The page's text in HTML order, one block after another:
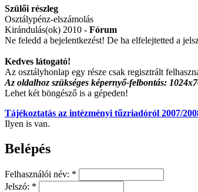
Szülői részleg
Osztálypénz-elszámolás
Kirándulás(ok) 2010 - Fórum
Ne feledd a bejelentkezést! De ha elfelejtetted a
Kedves látogató!
Az osztályhonlap egy része csak regisztrált
Az oldalhoz szükséges képernyő-felbontás:
Lehet két böngésző is a gépeden!
Tájékoztatás az intézményi tűzriadóról 2007/
Ilyen is van.
Belépés
Felhasználói név: *
Jelszó: *